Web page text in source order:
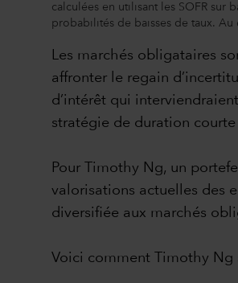
calculées en utilisant les SOFR sur
probabilités de baisses de taux. Au
Les marchés obligataires
affronter le regain
d’intérêt qui
stratégie de duration
Pour Timothy Ng, un
valorisations actuelles des
diversifiée aux marchés
Voici comment Timothy Ng